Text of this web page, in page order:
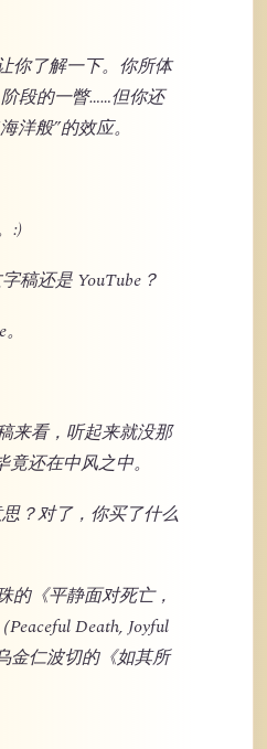
你了解一下。你所体
段的一瞥……但你还
洋般”的效应。
:)
稿还是 YouTube？
来看，听起来就没那
还在中风之中。
？对了，你买了什么
的《平静面对死亡，
Death, Joyful
金仁波切的《如其所